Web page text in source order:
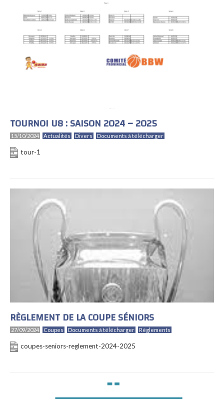
TOURNOI U8 : SAISON 2024 – 2025
15/10/2024 Actualités Divers Documents à télécharger
tour-1
RÈGLEMENT DE LA COUPE SÉNIORS
27/09/2024 Coupes Documents à télécharger Règlements
coupes-seniors-reglement-2024-2025